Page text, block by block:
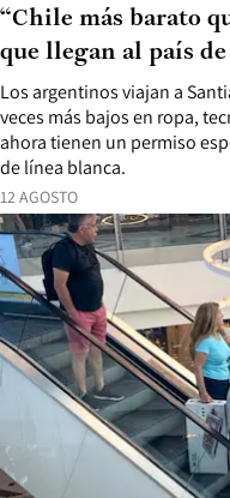
12 AGOSTO
Los argentinos viajan a
veces más bajos en ropa,
ahora tienen un permiso
de línea blanca.
“Chile más barato
que llegan al país